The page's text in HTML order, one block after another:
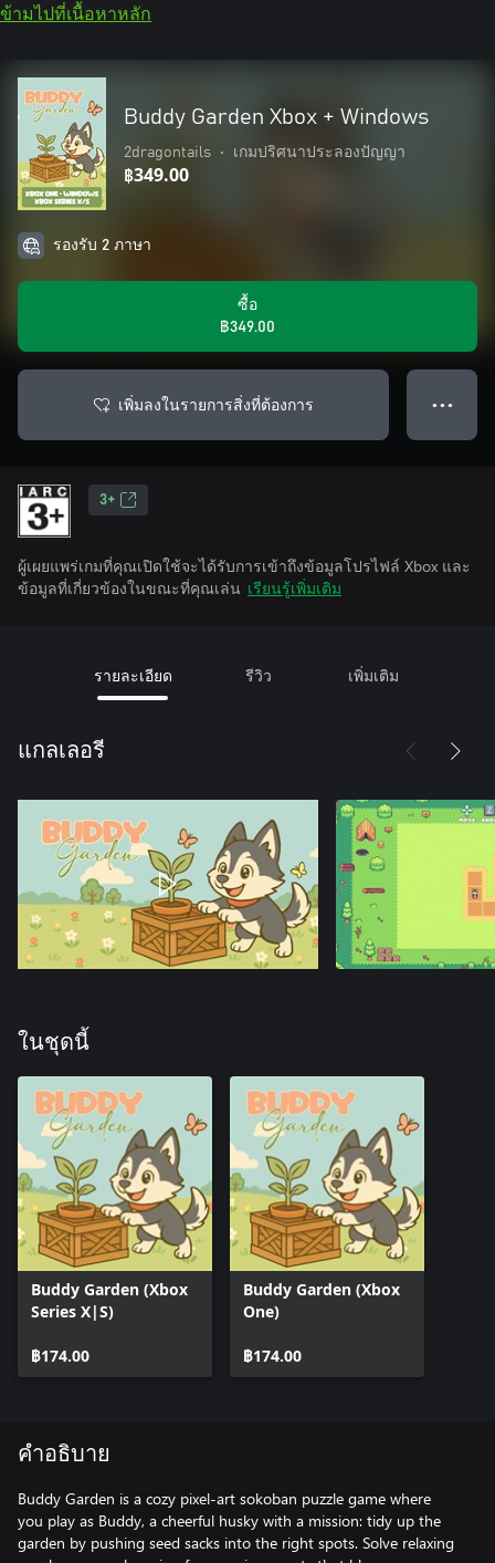
ข้ามไปที่เนื้อหาหลัก
Buddy Garden Xbox + Windows
2dragontails • เกมปริศนาประลองปัญญา
฿349.00
รองรับ 2 ภาษา
ซื้อ
฿349.00
เพิ่มลงในรายการสิ่งที่ต้องการ ● ● ●
3+
ผู้เผยแพร่เกมที่คุณเปิดใช้จะได้รับการเข้าถึงข้อมูลโปรไฟล์ Xbox และ
ข้อมูลที่เกี่ยวข้องในขณะที่คุณเล่น เรียนรู้เพิ่มเติม
รายละเอียด รีวิว เพิ่มเติม
แกลเลอรี
ในชุดนี้
Buddy Garden (Xbox
Series X|S)
฿174.00
Buddy Garden (Xbox
One)
฿174.00
คำอธิบาย
Buddy Garden is a cozy pixel-art sokoban puzzle game where
you play as Buddy, a cheerful husky with a mission: tidy up the
garden by pushing seed sacks into the right spots. Solve relaxing